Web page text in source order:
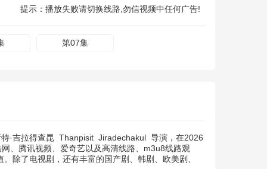
提示：播放失败请切换线路,勿信视频中任何广告!
第07集
·吉拉得查昆 Thanpisit Jiradechakul 导演，在2026
、腾讯视频、爱奇艺以及高清线路、m3u8线路观
除了电视剧，还有丰富的国产剧、韩剧、欧美剧、